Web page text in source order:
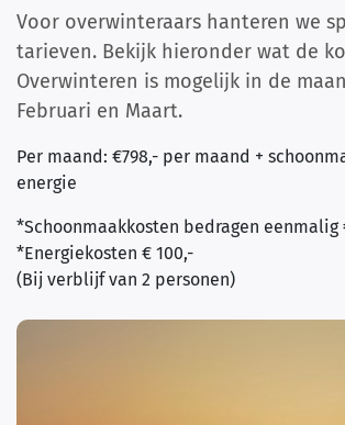
Voor overwinteraars hanteren we
tarieven. Bekijk hieronder wat de
Overwinteren is mogelijk in de
Februari en Maart.
Per maand: €798,- per maand +
energie
*Schoonmaakkosten bedragen eenmalig
*Energiekosten € 100,-
(Bij verblijf van 2 personen)